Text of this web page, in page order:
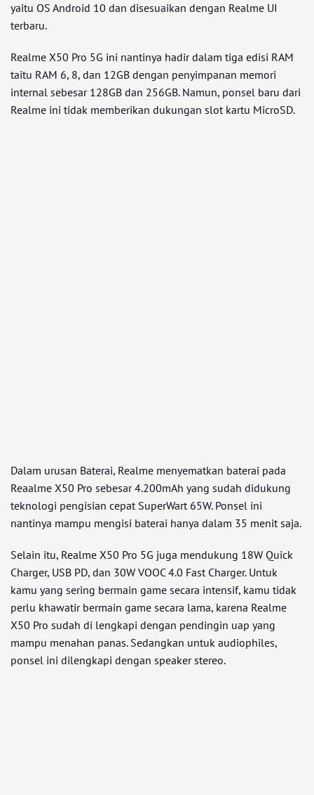
yaitu OS Android 10 dan disesuaikan dengan Realme UI
terbaru.
Realme X50 Pro 5G ini nantinya hadir dalam tiga edisi RAM
taitu RAM 6, 8, dan 12GB dengan penyimpanan memori
internal sebesar 128GB dan 256GB. Namun, ponsel baru dari
Realme ini tidak memberikan dukungan slot kartu MicroSD.
Dalam urusan Baterai, Realme menyematkan baterai pada
Reaalme X50 Pro sebesar 4.200mAh yang sudah didukung
teknologi pengisian cepat SuperWart 65W. Ponsel ini
nantinya mampu mengisi baterai hanya dalam 35 menit saja.
Selain itu, Realme X50 Pro 5G juga mendukung 18W Quick
Charger, USB PD, dan 30W VOOC 4.0 Fast Charger. Untuk
kamu yang sering bermain game secara intensif, kamu tidak
perlu khawatir bermain game secara lama, karena Realme
X50 Pro sudah di lengkapi dengan pendingin uap yang
mampu menahan panas. Sedangkan untuk audiophiles,
ponsel ini dilengkapi dengan speaker stereo.